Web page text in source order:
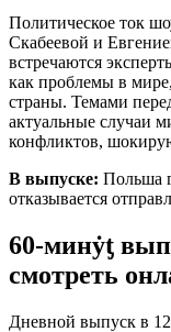
Политическое ток
Скабеевой и
встречаются
как проблемы в
страны. Темами
актуальные случаи
конфликтов,
В выпуске: Польша
отказывается
60-минẏƫ
смотреть
Дневной выпуск в